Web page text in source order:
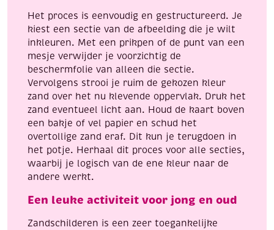
Het proces is eenvoudig en gestructureerd. Je
kiest een sectie van de afbeelding die je wilt
inkleuren. Met een prikpen of de punt van een
mesje verwijder je voorzichtig de
beschermfolie van alleen die sectie.
Vervolgens strooi je ruim de gekozen kleur
zand over het nu klevende oppervlak. Druk het
zand eventueel licht aan. Houd de kaart boven
een bakje of vel papier en schud het
overtollige zand eraf. Dit kun je terugdoen in
het potje. Herhaal dit proces voor alle secties,
waarbij je logisch van de ene kleur naar de
andere werkt.
Een leuke activiteit voor jong en oud
Zandschilderen is een zeer toegankelijke